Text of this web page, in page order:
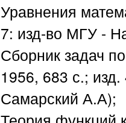
Уравнения
7: изд-во МГУ -
Сборник задач
1956, 683 с.;
Самарский А.А);